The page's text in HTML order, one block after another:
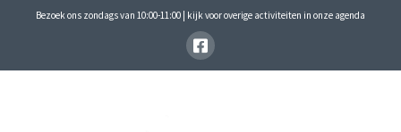
Bezoek ons zondags van 10:00-11:00 | kijk voor overige activiteiten in onze agenda